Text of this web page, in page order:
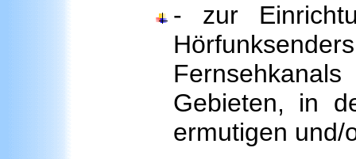
- zur
Gebieten, in
ermutigen und/